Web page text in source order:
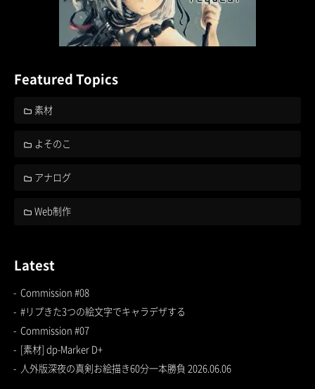
Featured Topics
素材
よそのこ
アナログ
Web制作
Latest
Commission #08
#リプきた3つの絵文字でキャラデザする
Commission #07
[素材] dp-Marker D+
人外版深夜の真剣お絵描き60分一本勝負 2026.06.06